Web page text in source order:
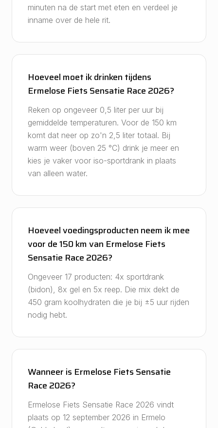
minuten na de start met eten en verdeel je
inname over de hele rit.
Hoeveel moet ik drinken tijdens
Ermelose Fiets Sensatie Race 2026?
Reken op ongeveer 0,5 liter per uur bij
gemiddelde temperaturen. Voor de 150 km
komt dat neer op zo'n 2,5 liter totaal. Bij
warm weer (boven 25 °C) drink je meer en
kies je vaker voor iso-sportdrank in plaats
van alleen water.
Hoeveel voedingsproducten neem ik mee
voor de 150 km van Ermelose Fiets
Sensatie Race 2026?
Ongeveer 17 producten: 4x sportdrank
(bidon), 8x gel en 5x reep. Die mix dekt de
450 gram koolhydraten die je bij ±5 uur rijden
nodig hebt.
Wanneer is Ermelose Fiets Sensatie
Race 2026?
Ermelose Fiets Sensatie Race 2026 vindt
plaats op 12 september 2026 in Ermelo